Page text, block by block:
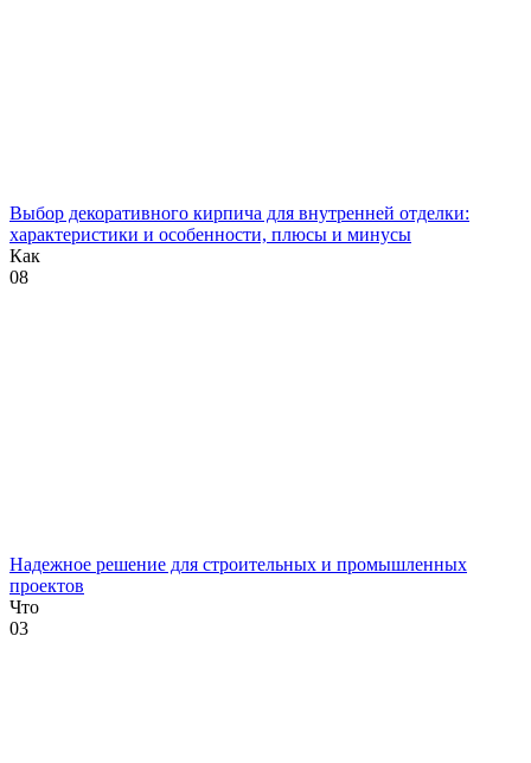
Выбор декоративного кирпича для внутренней отделки:
характеристики и особенности, плюсы и минусы
Как
08
Надежное решение для строительных и промышленных
проектов
Что
03